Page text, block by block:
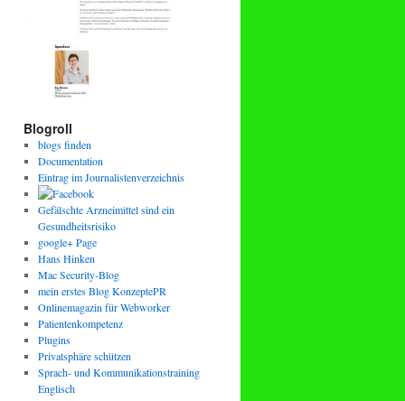
Blogroll
blogs finden
Documentation
Eintrag im Journalistenverzeichnis
Gefälschte Arzneimittel sind ein
Gesundheitsrisiko
google+ Page
Hans Hinken
Mac Security-Blog
mein erstes Blog KonzeptePR
Onlinemagazin für Webworker
Patientenkompetenz
Plugins
Privatsphäre schützen
Sprach- und Kommunikationstraining
Englisch